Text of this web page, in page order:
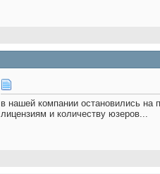
в нашей компании остановились на
лицензиям и количеству юзеров...